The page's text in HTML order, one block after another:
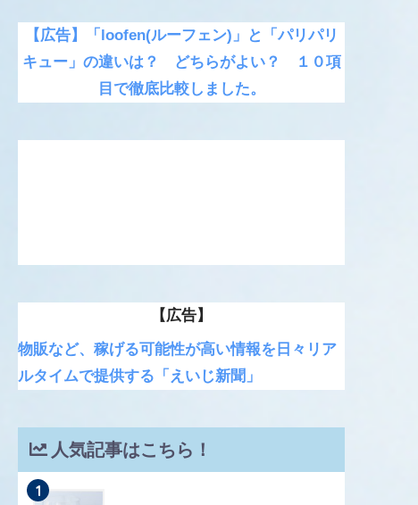
【広告】「loofen(ルーフェン)」と「パリパリ
キュー」の違いは？ どちらがよい？ １０項
目で徹底比較しました。
【広告】
物販など、稼げる可能性が高い情報を日々リア
ルタイムで提供する「えいじ新聞」
人気記事はこちら！
1